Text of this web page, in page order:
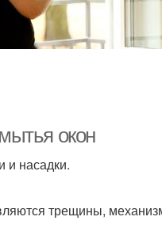
окон
и насадки.
трещины,